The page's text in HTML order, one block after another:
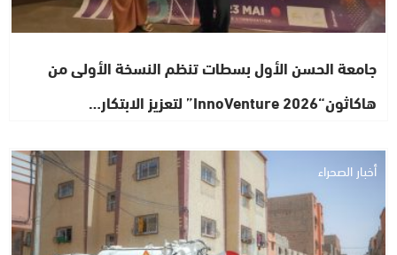
جامعة الحسن الأول بسطات تنظم النسخة الأولى من
هاكاثون“InnoVenture 2026” لتعزيز الابتكار…
أخبار الصحراء